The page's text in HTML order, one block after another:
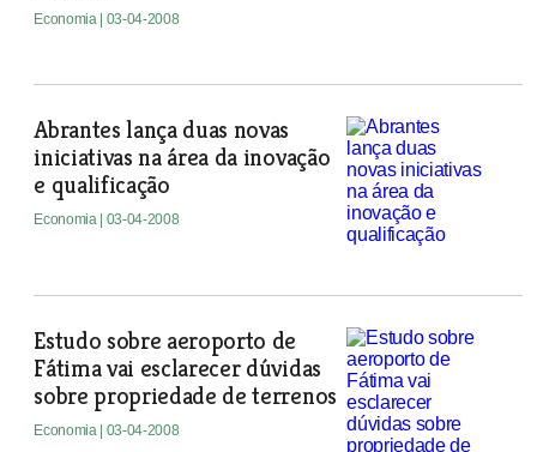
Economia | 03-04-2008
Abrantes lança duas novas
iniciativas na área da inovação
e qualificação
Economia | 03-04-2008
Estudo sobre aeroporto de
Fátima vai esclarecer dúvidas
sobre propriedade de terrenos
Economia | 03-04-2008